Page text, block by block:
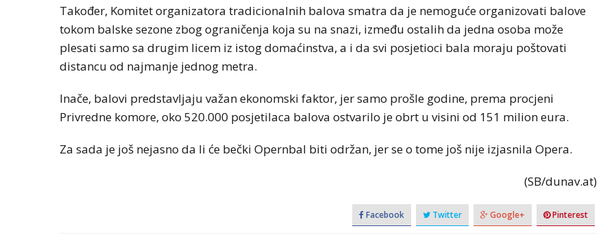
Također, Komitet organizatora tradicionalnih balova smatra da je nemoguće organizovati balove
tokom balske sezone zbog ograničenja koja su na snazi, između ostalih da jedna osoba može
plesati samo sa drugim licem iz istog domaćinstva, a i da svi posjetioci bala moraju poštovati
distancu od najmanje jednog metra.
Inače, balovi predstavljaju važan ekonomski faktor, jer samo prošle godine, prema procjeni
Privredne komore, oko 520.000 posjetilaca balova ostvarilo je obrt u visini od 151 milion eura.
Za sada je još nejasno da li će bečki Opernbal biti održan, jer se o tome još nije izjasnila Opera.
(SB/dunav.at)
Facebook Twitter Google+ Pinterest